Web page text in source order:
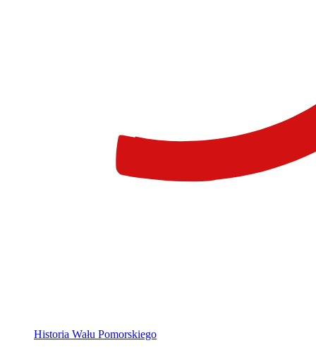
Historia Wału Pomorskiego